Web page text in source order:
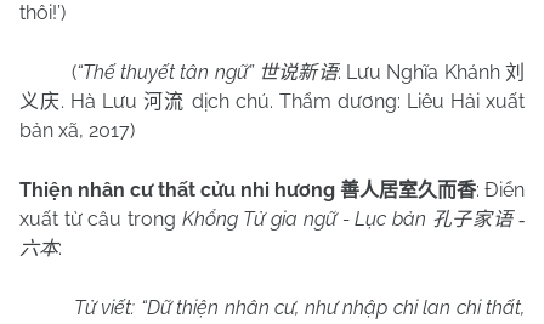
thôi!’)
(“Thế thuyết tân ngữ” 世说新语: Lưu Nghĩa Khánh刘
义庆. Hà Lưu河流 dịch chú. Thẩm dương: Liêu Hải xuất
bản xã, 2017)
Thiện nhân cư thất cửu nhi hương 善人居室久而香: Điển
xuất từ câu trong Khổng Tử gia ngữ - Lục bản 孔子家语-
六本:
Tử viết: “Dữ thiện nhân cư, như nhập chi lan chi thất,